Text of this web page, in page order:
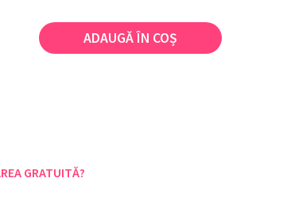
ADAUGĂ ÎN COȘ
GRATUITĂ?